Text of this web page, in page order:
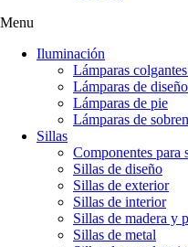
Menu
Iluminación
Lámparas
Lámparas de diseño
Lámparas de pie
Lámparas de
Sillas
Componentes para
Sillas de diseño
Sillas de exterior
Sillas de interior
Sillas de madera y
Sillas de metal